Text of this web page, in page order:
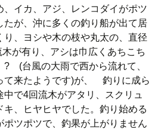
、イカ、アジ、レンコダイがポツ
たが、沖に多くの釣り船が出て居
り、ヨシや木の枝や丸太の、直径
が有り、アシは巾広くあちこち
(台風の大雨で西から流れて、
て来たようです)が、 釣りに成ら
で4回流木がアタリ、スクリュ
キ、ヒヤヒヤでした。釣り始める
ポツポツで、釣果が上がりません